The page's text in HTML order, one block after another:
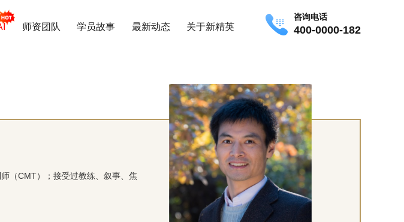
师资团队 学员故事 最新动态 关于新精英
咨询电话
400-0000-182
（CMT）；接受过教练、叙事、焦